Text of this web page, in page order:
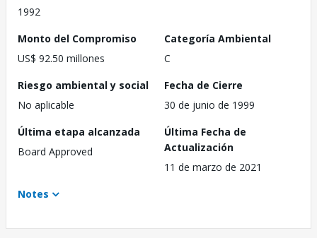
1992
Monto del Compromiso
US$ 92.50 millones
Categoría Ambiental
C
Riesgo ambiental y social
No aplicable
Fecha de Cierre
30 de junio de 1999
Última etapa alcanzada
Board Approved
Última Fecha de
Actualización
11 de marzo de 2021
Notes